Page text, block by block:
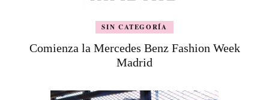
SIN CATEGORÍA
Comienza la Mercedes Benz Fashion Week
Madrid